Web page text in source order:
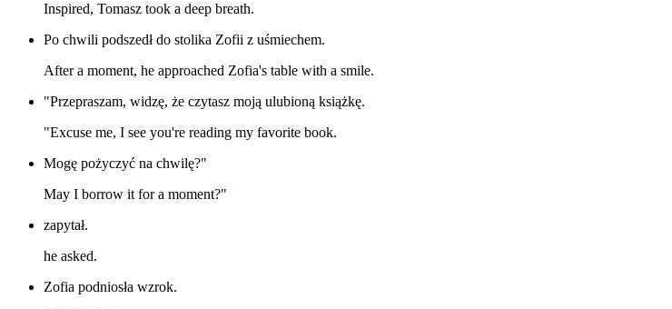
Inspired, Tomasz took a deep breath.
Po chwili podszedł do stolika Zofii z uśmiechem.
After a moment, he approached Zofia's table with a smile.
"Przepraszam, widzę, że czytasz moją ulubioną książkę.
"Excuse me, I see you're reading my favorite book.
Mogę pożyczyć na chwilę?"
May I borrow it for a moment?"
zapytał.
he asked.
Zofia podniosła wzrok.